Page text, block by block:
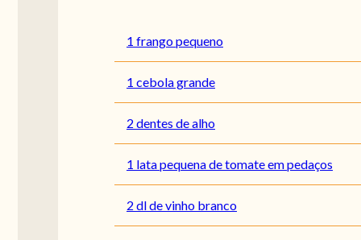
1 frango pequeno
1 cebola grande
2 dentes de alho
1 lata pequena de tomate em pedaços
2 dl de vinho branco